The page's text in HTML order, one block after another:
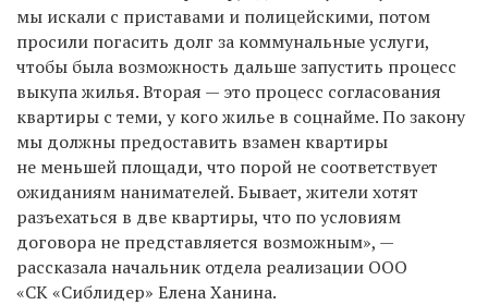
мы искали с приставами и полицейскими, потом
просили погасить долг за коммунальные услуги,
чтобы была возможность дальше запустить процесс
выкупа жилья. Вторая — это процесс согласования
квартиры с теми, у кого жилье в соцнайме. По закону
мы должны предоставить взамен квартиры
не меньшей площади, что порой не соответствует
ожиданиям нанимателей. Бывает, жители хотят
разъехаться в две квартиры, что по условиям
договора не представляется возможным», —
рассказала начальник отдела реализации ООО
«СК «Сиблидер» Елена Ханина.